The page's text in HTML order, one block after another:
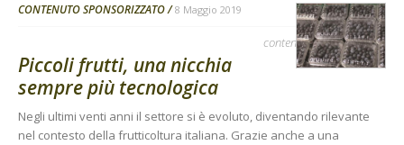
CONTENUTO SPONSORIZZATO 8 Maggio 2019
contenuto sponsorizzato
Piccoli frutti, una nicchia
sempre più tecnologica
Negli ultimi venti anni il settore si è evoluto, diventando rilevante
nel contesto della frutticoltura italiana. Grazie anche a una